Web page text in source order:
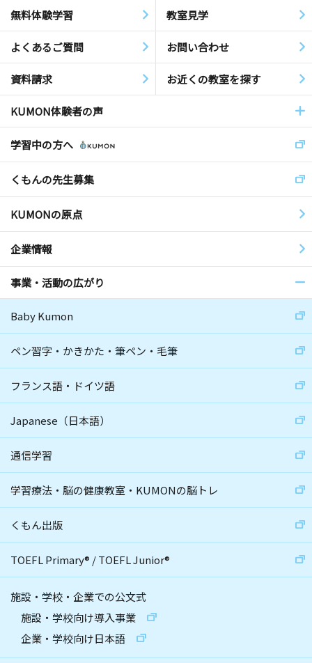
無料体験学習 教室見学
よくあるご質問 お問い合わせ
資料請求 お近くの教室を探す
KUMON体験者の声
学習中の方へ
くもんの先生募集
KUMONの原点
企業情報
事業・活動の広がり
Baby Kumon
ペン習字・かきかた・筆ペン・毛筆
フランス語・ドイツ語
Japanese（日本語）
通信学習
学習療法・脳の健康教室・KUMONの脳トレ
くもん出版
TOEFL Primary® /TOEFL Junior®
施設・学校・企業での公文式
施設・学校向け導入事業
企業・学校向け日本語